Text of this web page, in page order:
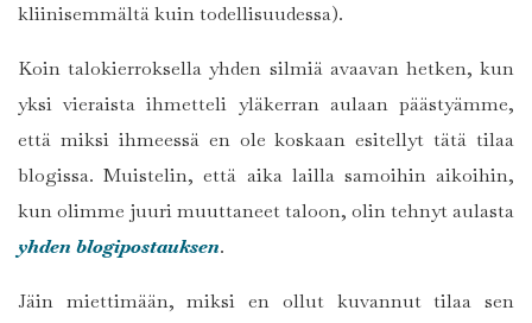
kliinisemmältä kuin todellisuudessa).
Koin talokierroksella yhden silmiä avaavan hetken, kun
yksi vieraista ihmetteli yläkerran aulaan päästyämme,
että miksi ihmeessä en ole koskaan esitellyt tätä tilaa
blogissa. Muistelin, että aika lailla samoihin aikoihin,
kun olimme juuri muuttaneet taloon, olin tehnyt aulasta
yhden blogipostauksen.
Jäin miettimään, miksi en ollut kuvannut tilaa sen